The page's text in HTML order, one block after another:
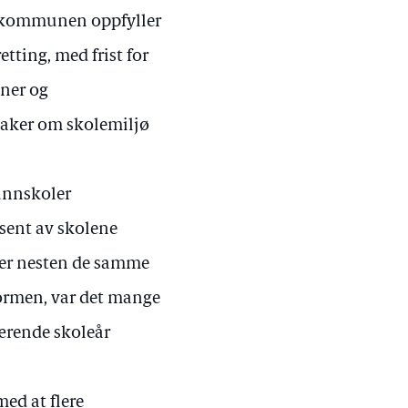
oppfyller
med frist for
og
om skolemiljø
av skolene
nesten de samme
var det mange
skoleår
at flere